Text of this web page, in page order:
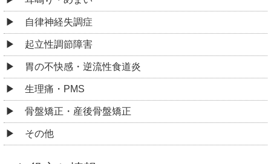
自律神経失調症
起立性調節障害
胃の不快感・逆流性食道炎
生理痛・PMS
骨盤矯正・産後骨盤矯正
その他